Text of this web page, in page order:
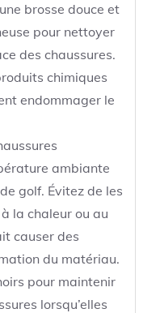
brosse douce et
pour nettoyer
des chaussures.
chimiques
endommager le
ambiante
golf. Évitez de les
la chaleur ou au
causer des
du matériau.
pour maintenir
lorsqu’elles